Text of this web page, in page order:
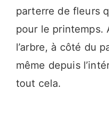
parterre de fleurs
pour le printemps.
l’arbre, à côté du
même depuis
tout cela.